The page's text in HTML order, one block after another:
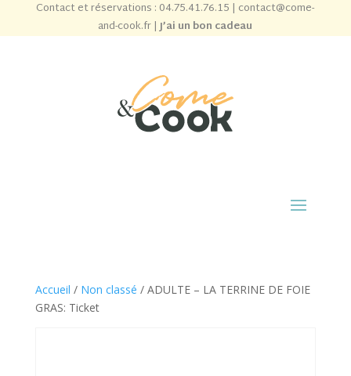
Contact et réservations : 04.75.41.76.15 | contact@come-
and-cook.fr|J’ai un bon cadeau
Accueil / Non classé / ADULTE – LA TERRINE DE FOIE
GRAS: Ticket